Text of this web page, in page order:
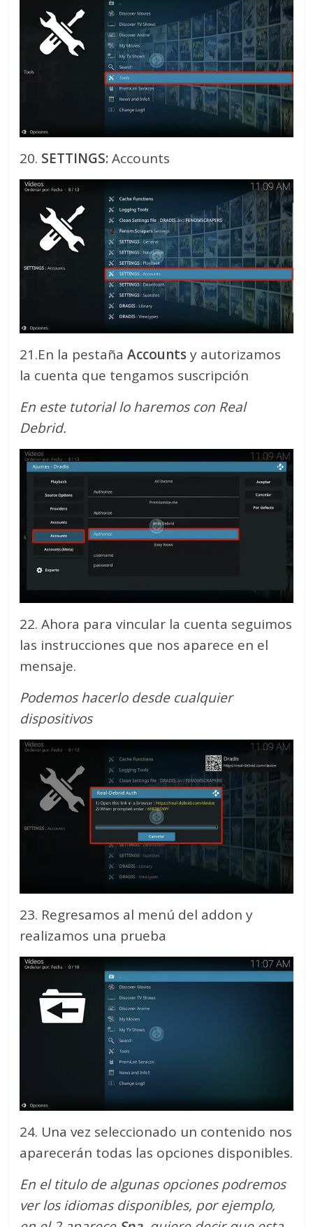
20. SETTINGS:Accounts
21.En la pestañaAccountsy autorizamos
la cuenta que tengamos suscripción
En este tutorial lo haremos con Real
Debrid.
22. Ahora para vincular la cuenta seguimos
las instrucciones que nos aparece en el
mensaje.
Podemos hacerlo desde cualquier
dispositivos
23. Regresamos al menú del addon y
realizamos una prueba
24. Una vez seleccionado un contenido nos
aparecerán todas las opciones disponibles.
En el titulo de algunas opciones podremos
ver los idiomas disponibles, por ejemplo,